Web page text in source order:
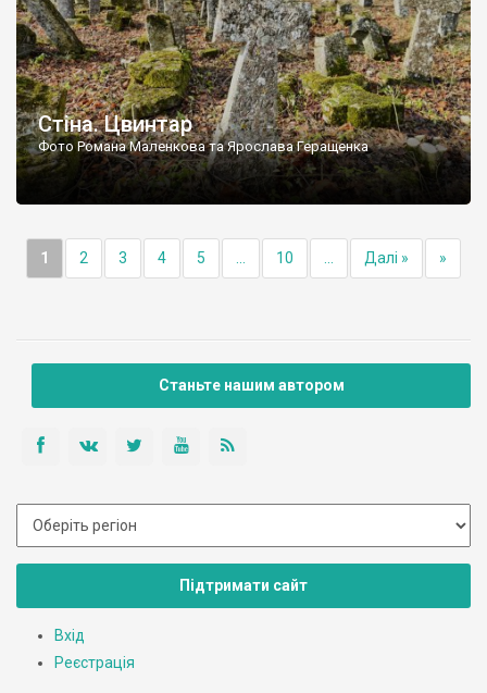
Стіна. Цвинтар
Фото Романа Маленкова та Ярослава Геращенка
1 2 3 4 5 10 Далі » »
Станьте нашим автором
Підтримати сайт
Вхід
Реєстрація